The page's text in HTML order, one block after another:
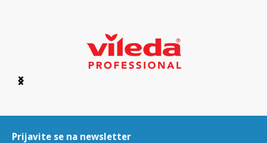
Item
6
Prijavite se na newsletter